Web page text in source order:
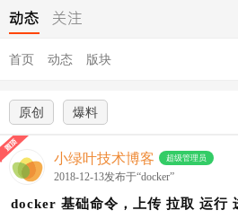
动态 关注
首页 动态 版块
原创 爆料
小绿叶技术博客 超级管理员
2018-12-13发布于“docker”
docker 基础命令，上传 拉取 运行